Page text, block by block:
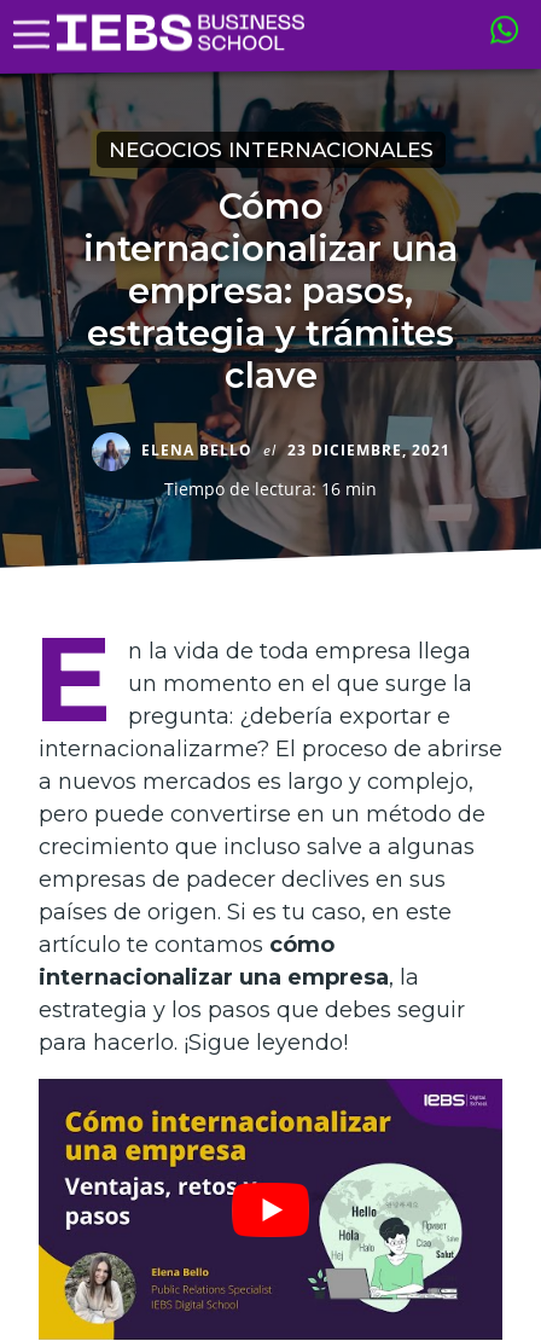
NEGOCIOS INTERNACIONALES
Cómo
internacionalizar una
empresa: pasos,
estrategia y trámites
clave
ELENA BELLO el 23 DICIEMBRE, 2021
Tiempo de lectura: 16 min
E
n la vida de toda empresa llega
un momento en el que surge la
pregunta: ¿debería exportar e
internacionalizarme? El proceso de abrirse
a nuevos mercados es largo y complejo,
pero puede convertirse en un método de
crecimiento que incluso salve a algunas
empresas de padecer declives en sus
países de origen. Si es tu caso, en este
artículo te contamos cómo
internacionalizar una empresa, la
estrategia y los pasos que debes seguir
para hacerlo. ¡Sigue leyendo!